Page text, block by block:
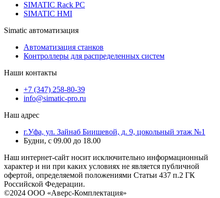
SIMATIC Rack PC
SIMATIC HMI
Simatic автоматизация
Автоматизация станков
Контроллеры для распределенных систем
Наши контакты
+7 (347) 258-80-39
info@simatic-pro.ru
Наш адрес
г.Уфа, ул. Зайнаб Биишевой, д. 9, цокольный этаж №1
Будни, с 09.00 до 18.00
Наш интернет-сайт носит исключительно информационный
характер и ни при каких условиях не является публичной
офертой, определяемой положениями Статьи 437 п.2 ГК
Российской Федерации.
©2024 ООО «Аверс-Комплектация»